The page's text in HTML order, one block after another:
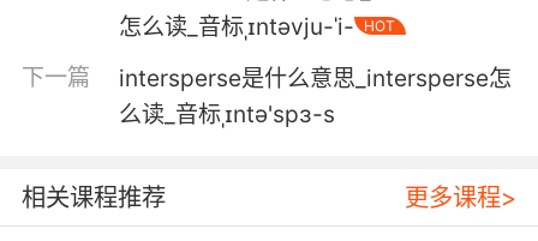
5. He's having a lucid interval. It happens
with a brain injury.
他在经历清醒期 这是脑损伤的常见情况
intervals.
怎么读_音标ˌɪntəvju-ˈi-
HOT
下一篇
intersperse是什么意思_intersperse怎
么读_音标ˌɪntə'spɜ-s
相关课程推荐 更多课程>